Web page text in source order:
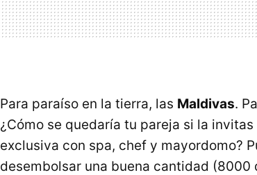
Para paraíso en la tierra, las Maldivas.
¿Cómo se quedaría tu pareja si la
exclusiva con spa, chef y mayordomo?
desembolsar una buena cantidad